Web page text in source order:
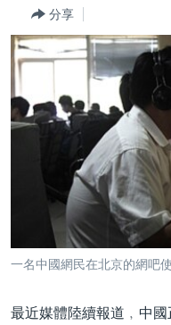
轉
到
檢
台灣
美中關係
海外港人
新聞自由
國際
視頻
分享
一名中國網民在北京的網吧
最近媒體陸續報道﹐中國